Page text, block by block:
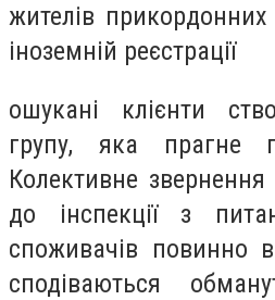
жителів прикордонних
іноземній реєстрації
ошукані клієнти
групу, яка прагне
Колективне звернення
до інспекції з
споживачів повинно
сподіваються